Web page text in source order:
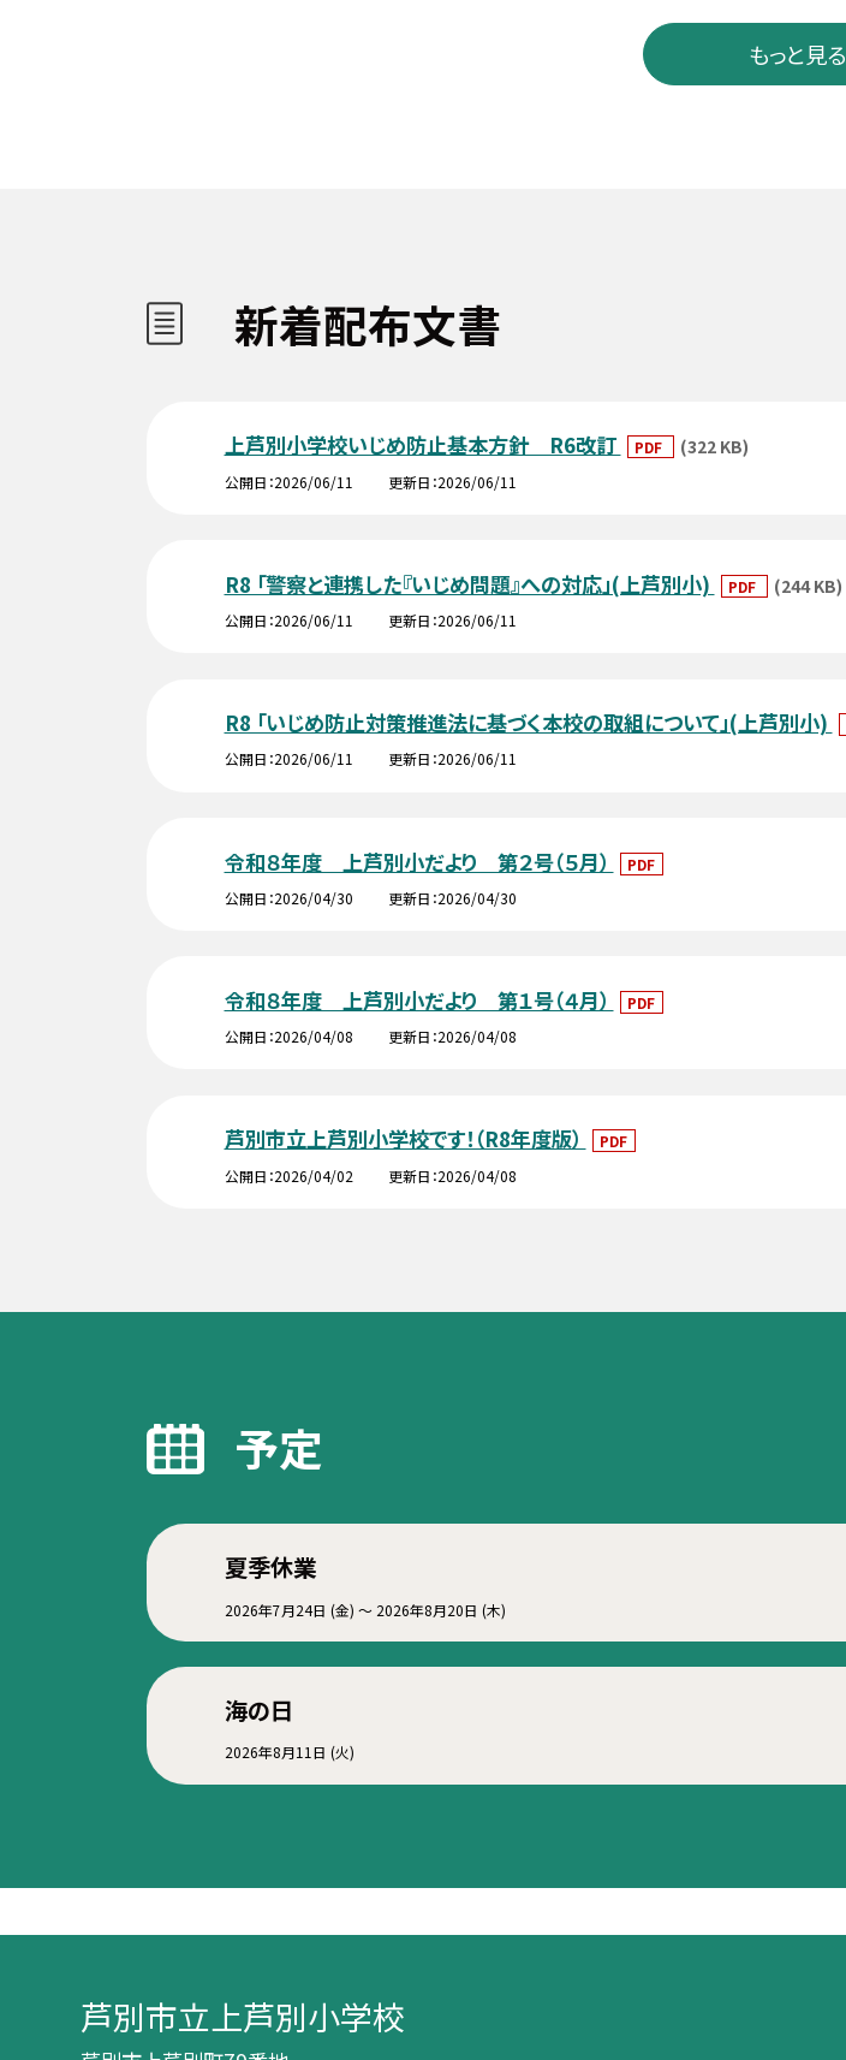
もっと見る
新着配布文書
上芦別小学校いじめ防止基本方針 R6改訂 PDF (322 KB)
公開日 2026/06/11 更新日 2026/06/11
R8 「警察と連携した『いじめ問題』への対応」(上芦別小) PDF (244 KB)
公開日 2026/06/11 更新日 2026/06/11
R8 「いじめ防止対策推進法に基づく本校の取組について」(上芦別小)
公開日 2026/06/11 更新日 2026/06/11
令和８年度 上芦別小だより 第２号（５月）
PDF
公開日 2026/04/30 更新日 2026/04/30
令和８年度 上芦別小だより 第１号（４月）
PDF
公開日 2026/04/08 更新日 2026/04/08
芦別市立上芦別小学校です！（R8年度版）
PDF
公開日 2026/04/02 更新日 2026/04/08
予定
夏季休業
2026年7月24日 (金) ～ 2026年8月20日 (木)
海の日
2026年8月11日 (火)
芦別市立上芦別小学校